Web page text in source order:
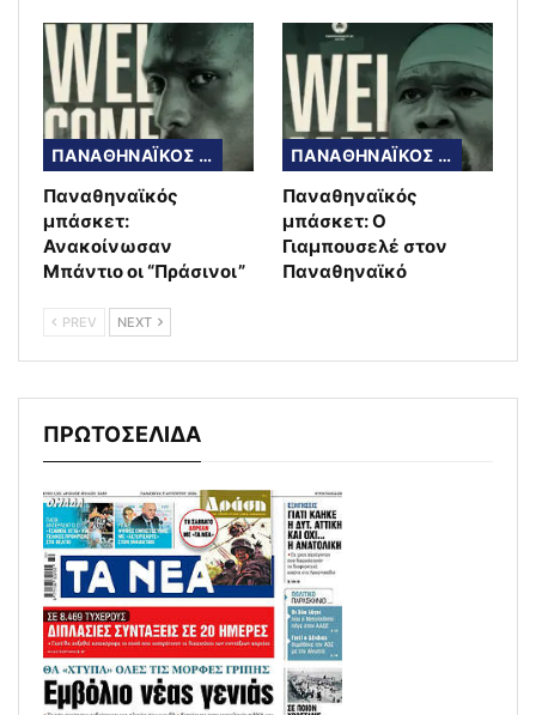
ΠΑΝΑΘΗΝΑΪΚΟΣ ΜΠΑΣΚΕΤ
Παναθηναϊκός
μπάσκετ:
Ανακοίνωσαν
Μπάντιο οι “Πράσινοι”
ΠΑΝΑΘΗΝΑΪΚΟΣ ΜΠΑΣΚΕΤ
Παναθηναϊκός
μπάσκετ: Ο
Γιαμπουσελέ στον
Παναθηναϊκό
PREV NEXT
ΠΡΩΤΟΣΕΛΙΔΑ